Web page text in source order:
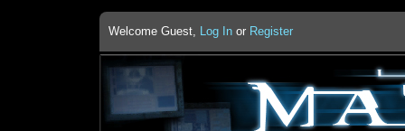
Welcome Guest, Log In or Register